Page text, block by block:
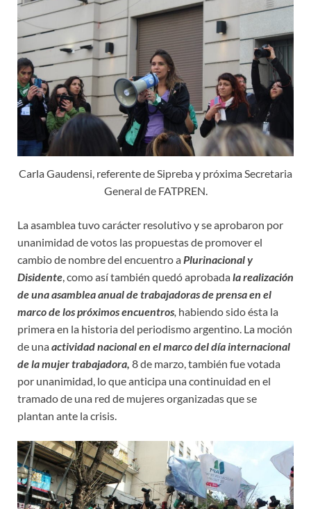
Carla Gaudensi, referente de Sipreba y próxima Secretaria
General de FATPREN.
La asamblea tuvo carácter resolutivo y se aprobaron por
unanimidad de votos las propuestas de promover el
cambio de nombre del encuentro aPlurinacional y
Disidente, como así también quedó aprobadala realización
de una asamblea anual de trabajadoras de prensa en el
marco de los próximos encuentros, habiendo sido ésta la
primera en la historia del periodismo argentino. La moción
de unaactividad nacional en el marco del día internacional
de la mujer trabajadora, 8 de marzo, también fue votada
por unanimidad, lo que anticipa una continuidad en el
tramado de una red de mujeres organizadas que se
plantan ante la crisis.